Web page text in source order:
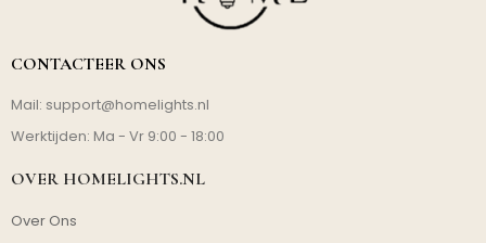
CONTACTEER ONS
Mail: support@homelights.nl
Werktijden: Ma - Vr 9:00 - 18:00
OVER HOMELIGHTS.NL
Over Ons